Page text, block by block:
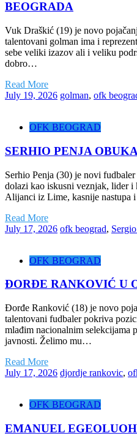
BEOGRADA
Vuk Draškić (19) je novo
talentovani golman ima i
sebe veliki izazov ali i veliku
dobro…
Read More
July 19, 2026 golman, ofk
OFK BEOGRAD
SERHIO PENJA
Serhio Penja (30) je novi
dolazi kao iskusni veznjak, lider i
Alijanci iz Lime, kasnije nastupa
Read More
July 17, 2026 ofk beograd,
OFK BEOGRAD
ĐORĐE RANKOVIĆ U
Đorđe Ranković (18) je novo
talentovani fudbaler pokriva
mlađim nacionalnim selekcijama
javnosti. Želimo mu…
Read More
July 17, 2026 djordje rankovic,
OFK BEOGRAD
EMANUEL